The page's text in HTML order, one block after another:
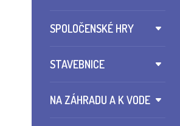
SPOLOČENSKÉ HRY
STAVEBNICE
NA ZÁHRADU A K VODE